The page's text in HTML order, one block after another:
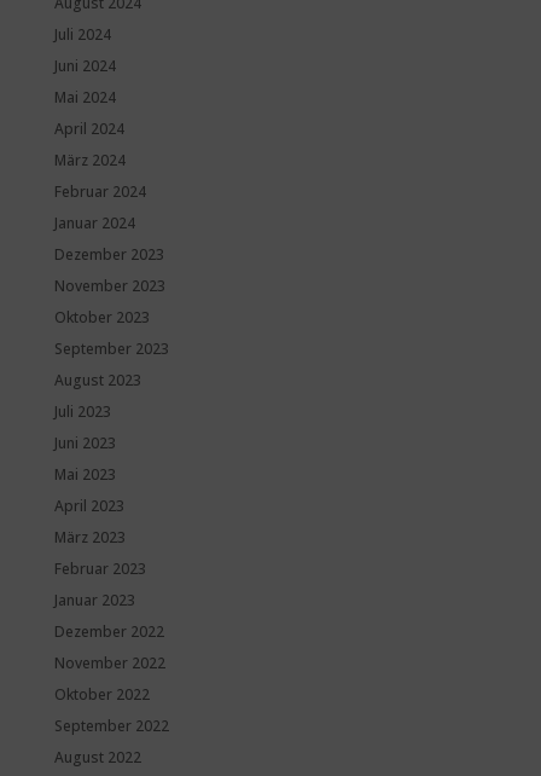
Juli 2024
Juni 2024
Mai 2024
April 2024
März 2024
Februar 2024
Januar 2024
Dezember 2023
November 2023
Oktober 2023
September 2023
August 2023
Juli 2023
Juni 2023
Mai 2023
April 2023
März 2023
Februar 2023
Januar 2023
Dezember 2022
November 2022
Oktober 2022
September 2022
August 2022